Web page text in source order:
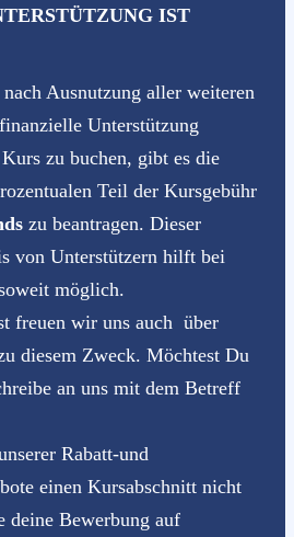
IST
Ausnutzung aller weiteren
Unterstützung
zu buchen, gibt es die
Teil der Kursgebühr
zu beantragen. Dieser
von Unterstützern hilft bei
möglich.
freuen wir uns auch über
diesem Zweck. Möchtest Du
an uns mit dem Betreff
Rabatt-und
einen Kursabschnitt nicht
deine Bewerbung auf